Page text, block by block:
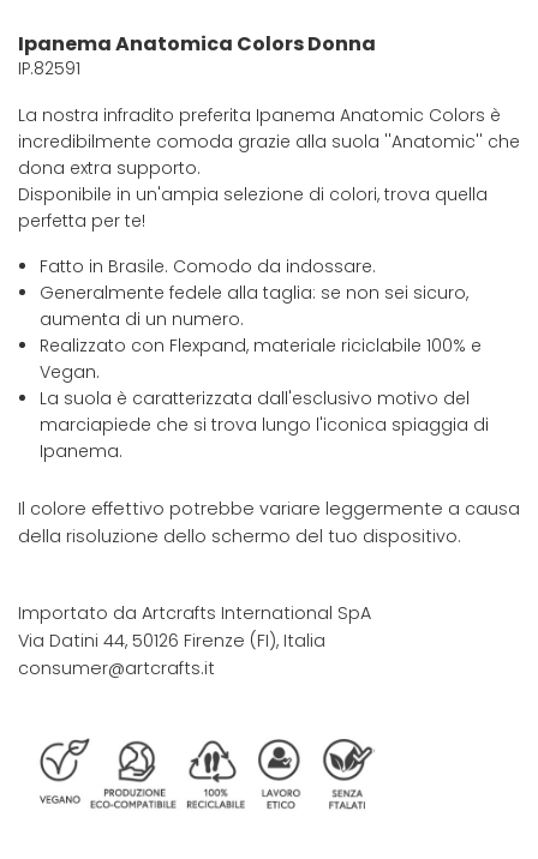
Ipanema Anatomica Colors Donna
IP.82591
La nostra infradito preferita Ipanema Anatomic Colors è
incredibilmente comoda grazie alla suola ''Anatomic'' che
dona extra supporto.
Disponibile in un'ampia selezione di colori, trova quella
perfetta per te!
Fatto in Brasile. Comodo da indossare.
Generalmente fedele alla taglia: se non sei sicuro,
aumenta di un numero.
Realizzato con Flexpand, materiale riciclabile 100% e
Vegan.
La suola è caratterizzata dall'esclusivo motivo del
marciapiede che si trova lungo l'iconica spiaggia di
Ipanema.
Il colore effettivo potrebbe variare leggermente a causa
della risoluzione dello schermo del tuo dispositivo.
Importato da Artcrafts International SpA
Via Datini 44, 50126 Firenze (FI), Italia
consumer@artcrafts.it